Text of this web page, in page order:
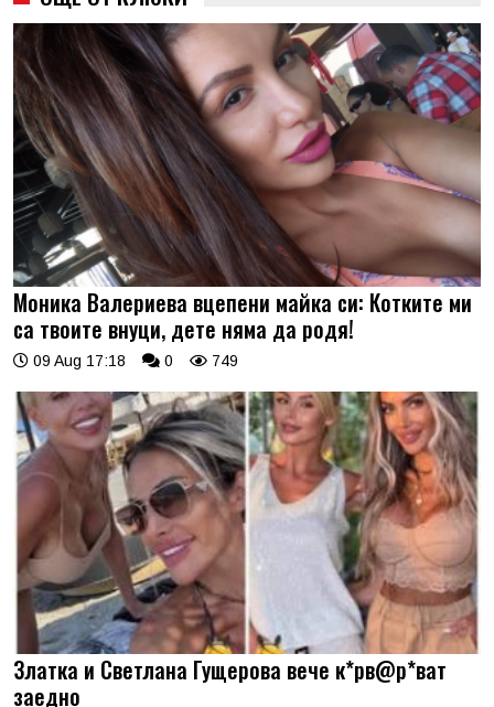
Моника Валериева вцепени майка си: Котките ми
са твоите внуци, дете няма да родя!
09 Aug 17:18 0 749
Златка и Светлана Гущерова вече к*рв@р*ват
заедно